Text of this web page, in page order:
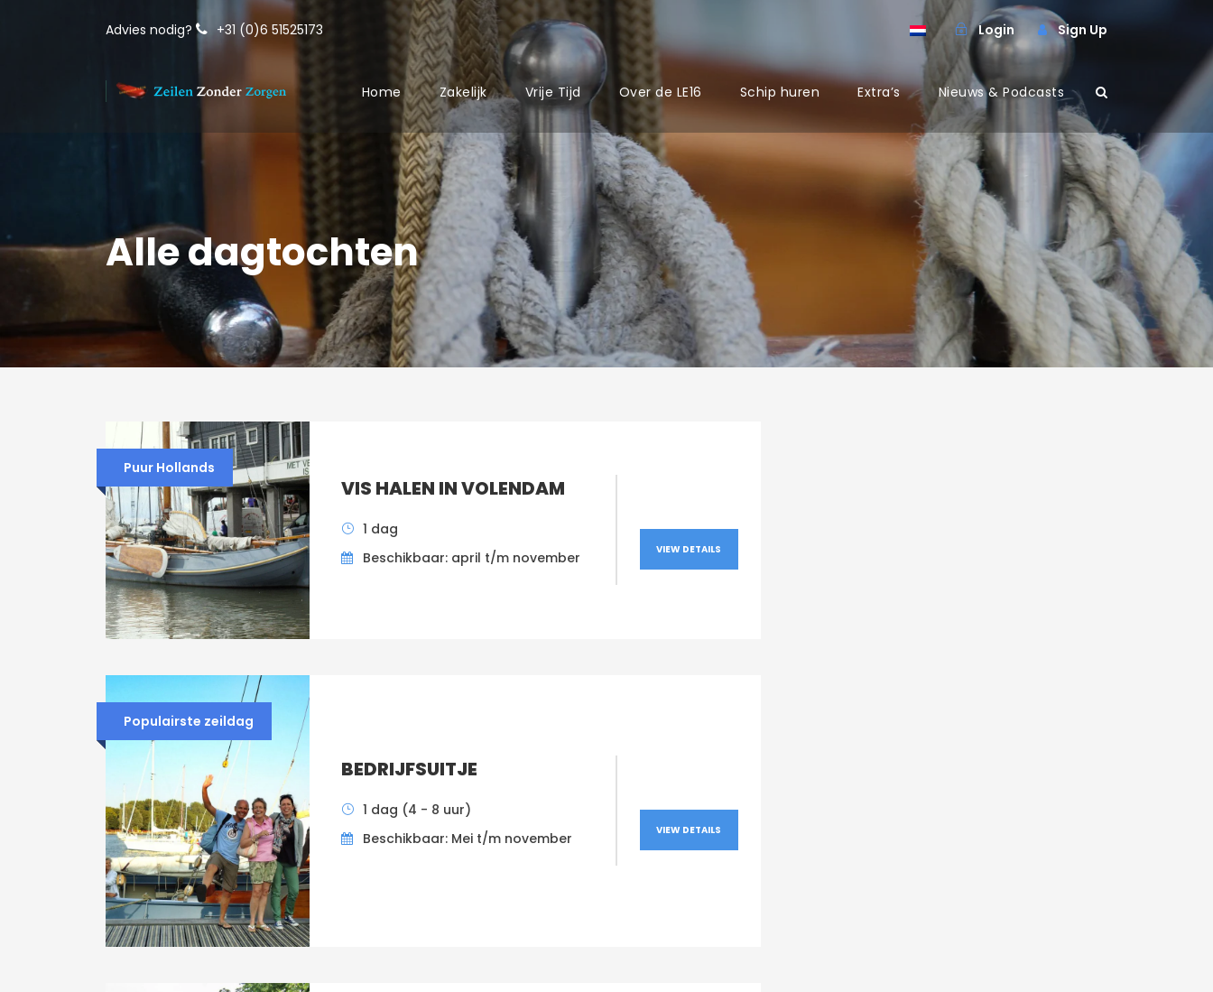
Advies nodig? +31 (0)6 51525173 Login Sign Up
Home Zakelijk Vrije Tijd Over de LE16 Schip huren Extra’s Nieuws & Podcasts
Alle dagtochten
Puur Hollands
VIS HALEN IN VOLENDAM
1 dag
Beschikbaar: april t/m november
VIEW DETAILS
Populairste zeildag
BEDRIJFSUITJE
1 dag (4 - 8 uur)
Beschikbaar: Mei t/m november
VIEW DETAILS